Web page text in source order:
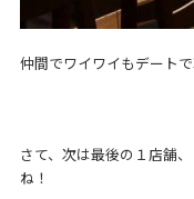
仲間でワイワイもデート
さて、次は最後の１店舗
ね！